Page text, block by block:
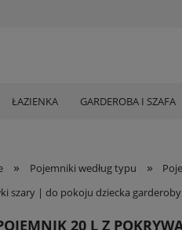
ŁAZIENKA GARDEROBA I SZAFA
» Pojemniki według typu »
szary | do pokoju dziecka garderoby
20 L Z